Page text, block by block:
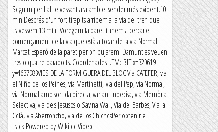
Seguim per l'altre vessant ara amb el sender més evident.10
min Després d'un fort tirapits arribem a la via del tren que
travessem.13 min Voregem la paret i anem a cercar el
començament de la via que està a tocar de la via Normal.
Marcat Esperó de la paret per on pujarem. Damunt es veuen
tres o quatre parabolts. Coordenades UTM: 31T x=320619
y=4637983VIES DE LA FORMIGUERA DEL BLOC:Via CATEFER, via
el Niño de los Peines, via Martinetti, via del Pep, via Normal,
via Normal amb sortida directa, variant Indecisa, via Memòria
Selectiva, via dels Jesusos o Savina Wall, Via del Barbes, Via la
Colà, via Aberroncho, via de los ChichosPer obtenir el
track:Powered by Wikiloc Vídeo: